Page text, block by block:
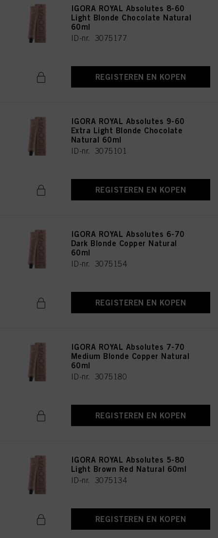
IGORA ROYAL Absolutes 8-60
Light Blonde Chocolate Natural
60ml
ID-nr. 3075177
REGISTEREN EN KOPEN
IGORA ROYAL Absolutes 9-60
Extra Light Blonde Chocolate
Natural 60ml
ID-nr. 3075101
REGISTEREN EN KOPEN
IGORA ROYAL Absolutes 6-70
Dark Blonde Copper Natural
60ml
ID-nr. 3075154
REGISTEREN EN KOPEN
IGORA ROYAL Absolutes 7-70
Medium Blonde Copper Natural
60ml
ID-nr. 3075180
REGISTEREN EN KOPEN
IGORA ROYAL Absolutes 5-80
Light Brown Red Natural 60ml
ID-nr. 3075134
REGISTEREN EN KOPEN